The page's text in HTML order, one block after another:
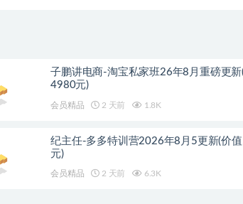
子鹏讲电商-淘宝私家班26年8月重磅更新
4980元)
会员精品 2 天前 1.8K
纪主任-多多特训营2026年8月5更新(价
元)
会员精品 2 天前 6.3K